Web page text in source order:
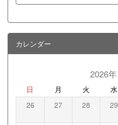
カレンダー
2026年
日 月 火 水
26 27 28 29